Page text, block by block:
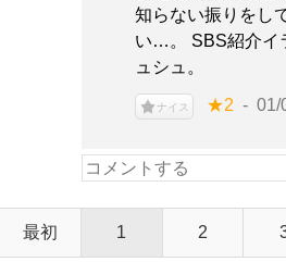
知らない振りをし
い…。 SBS紹介イ
ュシュ。
ナイス ★2 01/
最初 1 2